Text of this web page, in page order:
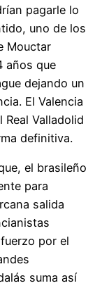
pagarle lo
uno de los
Mouctar
años que
dejando un
El Valencia
Valladolid
definitiva.
el brasileño
para
salida
por el
suma así